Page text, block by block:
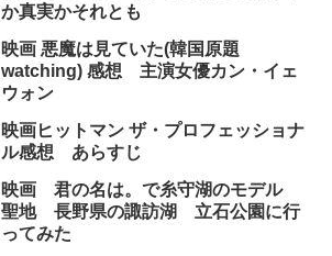
か真実かそれとも
映画 悪魔は見ていた(韓国原題
watching) 感想 主演女優カン・イェ
ウォン
映画ヒットマン ザ・プロフェッショナ
ル感想 あらすじ
映画 君の名は。で糸守湖のモデル
聖地 長野県の諏訪湖 立石公園に行
ってみた